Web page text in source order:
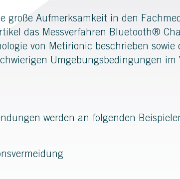
große Aufmerksamkeit in den
das Messverfahren Bluetooth®
von Metirionic beschrieben
Umgebungsbedingungen
werden an folgenden